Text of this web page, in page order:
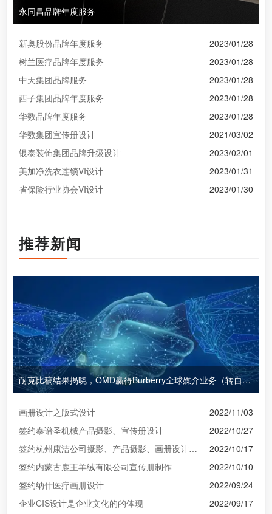
永同昌品牌年度服务
2023/01/28
新奥股份品牌年度服务
2023/01/28
树兰医疗品牌年度服务
2023/01/28
中天集团品牌服务
2023/01/28
西子集团品牌年度服务
2023/01/28
华数品牌年度服务
2021/03/02
华数集团宣传册设计
2023/02/01
银泰装饰集团品牌升级设计
2023/01/31
美加净洗衣连锁VI设计
2023/01/30
省保险行业协会VI设计
推荐新闻
耐克比稿结果揭晓，OMD赢得Burberry全球媒介业务（转自广告狂人日报）
2022/11/03
画册设计之版式设计
2022/10/27
签约泰谱圣机械产品摄影、宣传册设计
2022/10/17
签约杭州康洁公司摄影、产品摄影、画册设计制作
2022/10/10
签约内蒙古鹿王羊绒有限公司宣传册制作
2022/09/24
签约纳什医疗画册设计
2022/09/17
企业CIS设计是企业文化的的体现